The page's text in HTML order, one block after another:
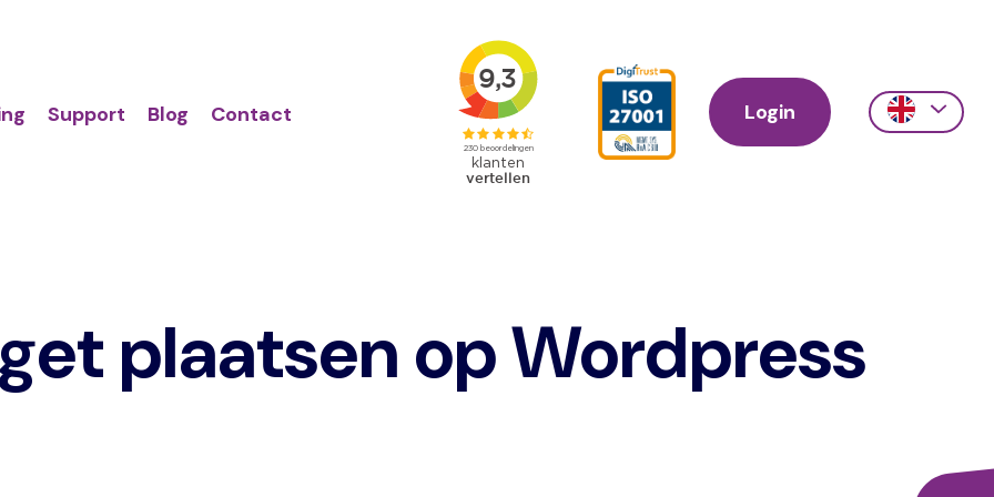
Support Blog Contact
Action
Primair
menu
Login
Action
plaatsen op Wordpress